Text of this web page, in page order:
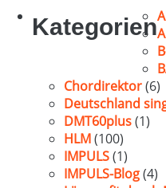
Kategorien
Chordirektor(6)
Deutschland
DMT60plus(1)
HLM(100)
IMPULS(1)
IMPULS-Blog(4)